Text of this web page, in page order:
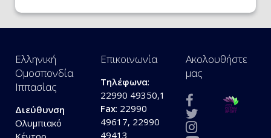
Ελληνική
Ομοσπονδία
Ιππασίας
Διεύθυνση
Ολυμπιακό
Επικοινωνία
Τηλέφωνα:
22990 49350,1
Fax: 22990
49617, 22990
49413
Ακολουθήστε
μας